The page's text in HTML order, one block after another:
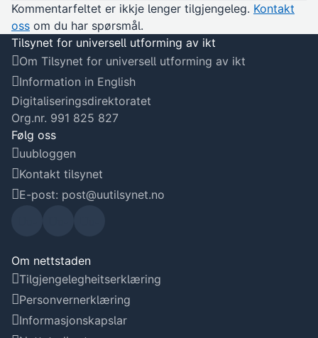
Kommentarfeltet er ikkje lenger tilgjengeleg. Kontakt
oss om du har spørsmål.
Tilsynet for universell utforming av ikt
Om Tilsynet for universell utforming av ikt
Information in English
Digitaliseringsdirektoratet
Org.nr. 991 825 827
Følg oss
uubloggen
Kontakt tilsynet
E-post: post@uutilsynet.no
et sin
Linke
et si
Faceb
et sin
Instag
Om nettstaden
Tilgjengelegheitserklæring
Personvernerklæring
Informasjonskapslar